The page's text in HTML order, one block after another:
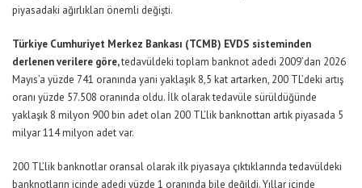
piyasadaki ağırlıkları önemli değişti.
Türkiye Cumhuriyet Merkez Bankası (TCMB) EVDS sisteminden
derlenen verilere göre,tedavüldeki toplam banknot adedi 2009’dan 2026
Mayıs’a yüzde 741 oranında yani yaklaşık 8,5 kat artarken, 200 TL’deki artış
oranı yüzde 57.508 oranında oldu. İlk olarak tedavüle sürüldüğünde
yaklaşık 8 milyon 900 bin adet olan 200 TL’lik banknottan artık piyasada 5
milyar 114 milyon adet var.
200 TL’lik banknotlar oransal olarak ilk piyasaya çıktıklarında tedavüldeki
banknotların içinde adedi yüzde 1 oranında bile değildi. Yıllar içinde